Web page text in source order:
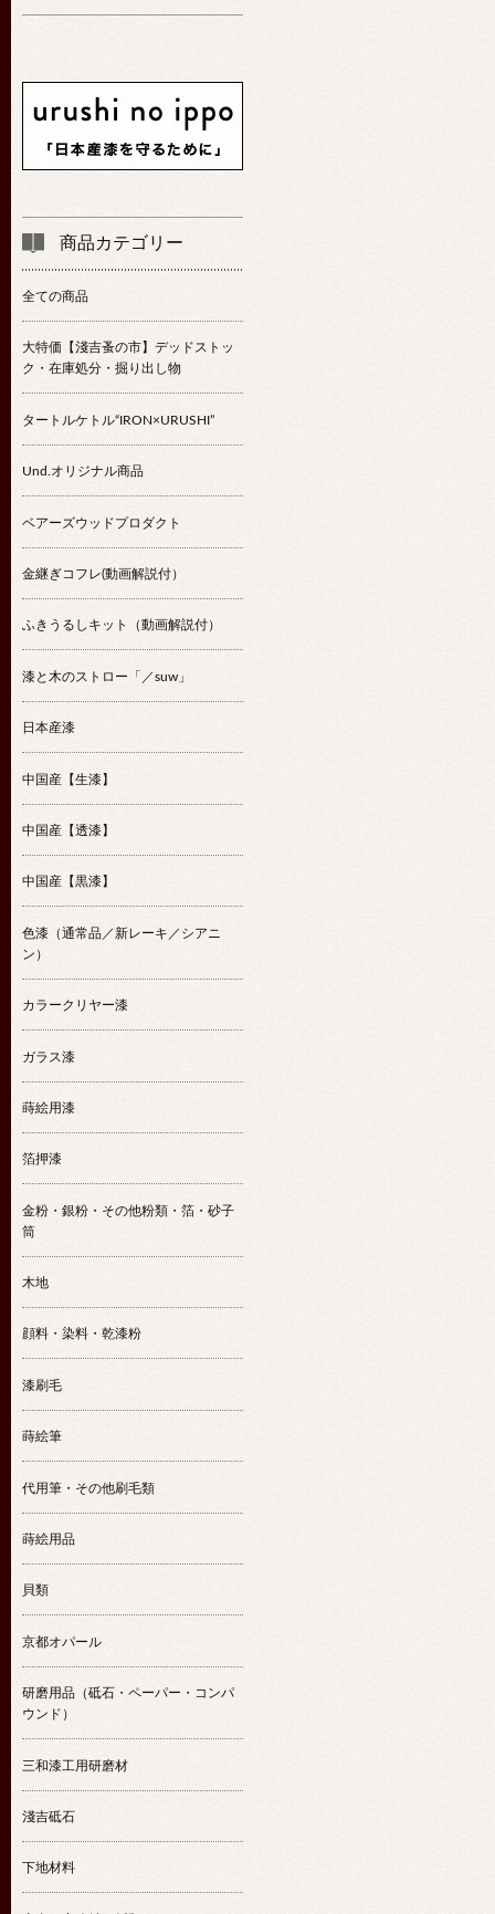
商品カテゴリー
全ての商品
大特価【淺吉蚤の市】デッドストッ
ク・在庫処分・掘り出し物
タートルケトル“IRON×URUSHI”
Und.オリジナル商品
ベアーズウッドプロダクト
金継ぎコフレ(動画解説付）
ふきうるしキット（動画解説付）
漆と木のストロー「／suw」
日本産漆
中国産【生漆】
中国産【透漆】
中国産【黒漆】
色漆（通常品／新レーキ／シアニ
ン）
カラークリヤー漆
ガラス漆
蒔絵用漆
箔押漆
金粉・銀粉・その他粉類・箔・砂子
筒
木地
顔料・染料・乾漆粉
漆刷毛
蒔絵筆
代用筆・その他刷毛類
蒔絵用品
貝類
京都オパール
研磨用品（砥石・ペーパー・コンパ
ウンド）
三和漆工用研磨材
淺吉砥石
下地材料